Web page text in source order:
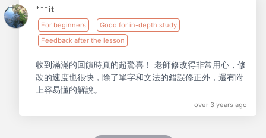
***it
For beginners
Good for in-depth study
Feedback after the lesson
收到滿滿的回饋時真的超驚喜！ 老師修改得非常用心，修
改的速度也很快，除了單字和文法的錯誤修正外，還有附
上容易懂的解說。
over 3 years ago